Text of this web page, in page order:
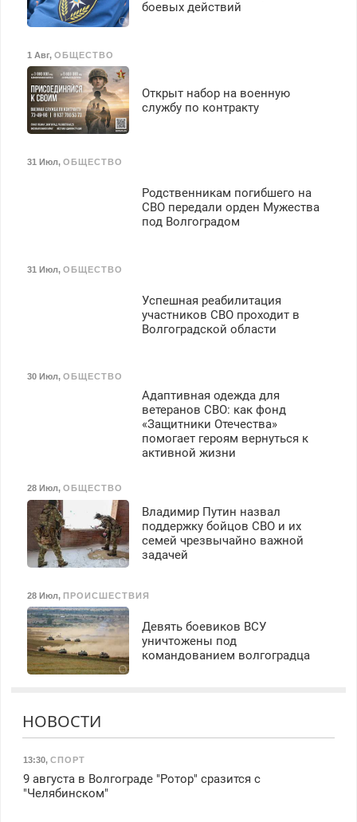
боевых действий
1 Авг, ОБЩЕСТВО
Открыт набор на военную
службу по контракту
31 Июл, ОБЩЕСТВО
Родственникам погибшего на
СВО передали орден Мужества
под Волгоградом
31 Июл, ОБЩЕСТВО
Успешная реабилитация
участников СВО проходит в
Волгоградской области
30 Июл, ОБЩЕСТВО
Адаптивная одежда для
ветеранов СВО: как фонд
«Защитники Отечества»
помогает героям вернуться к
активной жизни
28 Июл, ОБЩЕСТВО
Владимир Путин назвал
поддержку бойцов СВО и их
семей чрезвычайно важной
задачей
28 Июл, ПРОИСШЕСТВИЯ
Девять боевиков ВСУ
уничтожены под
командованием волгоградца
НОВОСТИ
13:30, СПОРТ
9 августа в Волгограде "Ротор" сразится с
"Челябинском"